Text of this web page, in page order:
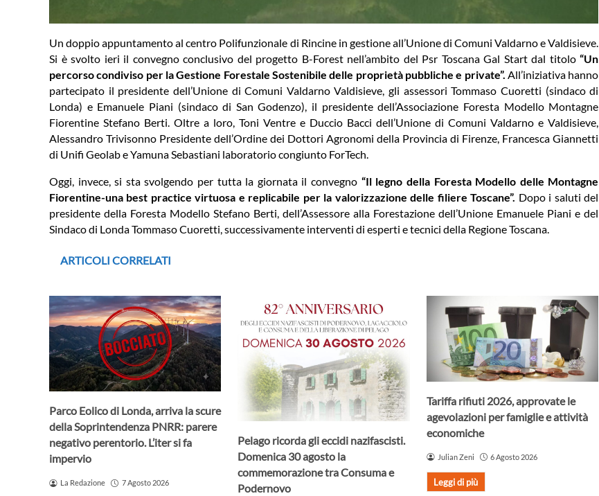
Un doppio appuntamento al centro Polifunzionale di Rincine in gestione all’Unione di Comuni Valdarno e Valdisieve.
Si è svolto ieri il convegno conclusivo del progetto B-Forest nell’ambito del Psr Toscana Gal Start dal titolo“Un
percorso condiviso per la Gestione Forestale Sostenibile delle proprietà pubbliche e private”. All’iniziativa hanno
partecipato il presidente dell’Unione di Comuni Valdarno Valdisieve, gli assessori Tommaso Cuoretti (sindaco di
Londa) e Emanuele Piani (sindaco di San Godenzo), il presidente dell’Associazione Foresta Modello Montagne
Fiorentine Stefano Berti. Oltre a loro, Toni Ventre e Duccio Bacci dell’Unione di Comuni Valdarno e Valdisieve,
Alessandro Trivisonno Presidente dell’Ordine dei Dottori Agronomi della Provincia di Firenze, Francesca Giannetti
di Unifi Geolab e Yamuna Sebastiani laboratorio congiunto ForTech.
Oggi, invece, si sta svolgendo per tutta la giornata il convegno “Il legno della Foresta Modello delle Montagne
Fiorentine-una best practice virtuosa e replicabile per la valorizzazione delle filiere Toscane”. Dopo i saluti del
presidente della Foresta Modello Stefano Berti, dell’Assessore alla Forestazione dell’Unione Emanuele Piani e del
Sindaco di Londa Tommaso Cuoretti, successivamente interventi di esperti e tecnici della Regione Toscana.
ARTICOLI CORRELATI
Parco Eolico di Londa, arriva la scure
della Soprintendenza PNRR: parere
negativo perentorio. L’iter si fa
impervio
La Redazione 7 Agosto 2026
Pelago ricorda gli eccidi nazifascisti.
Domenica 30 agosto la
commemorazione tra Consuma e
Podernovo
Tariffa rifiuti 2026, approvate le
agevolazioni per famiglie e attività
economiche
Julian Zeni 6 Agosto 2026
Leggi di più